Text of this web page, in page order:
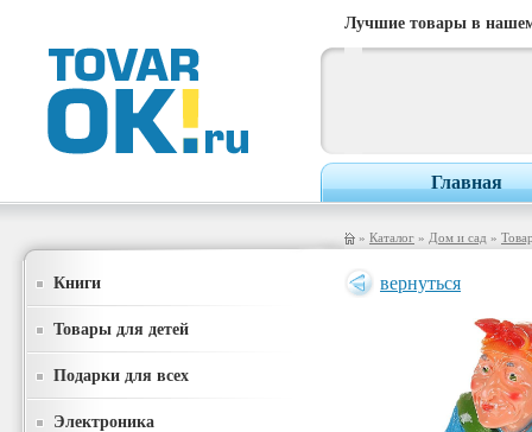
Лучшие товары в
Главная
» Каталог » Дом и сад »
Книги
Товары для детей
Подарки для всех
Электроника
вернуться